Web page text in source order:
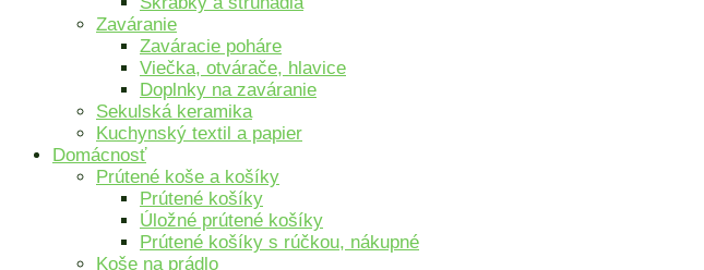
Zaváranie
Zaváracie poháre
Viečka, otvárače, hlavice
Doplnky na zaváranie
Sekulská keramika
Kuchynský textil a papier
Domácnosť
Prútené koše a košíky
Prútené košíky
Úložné prútené košíky
Prútené košíky s rúčkou, nákupné
Koše na prádlo